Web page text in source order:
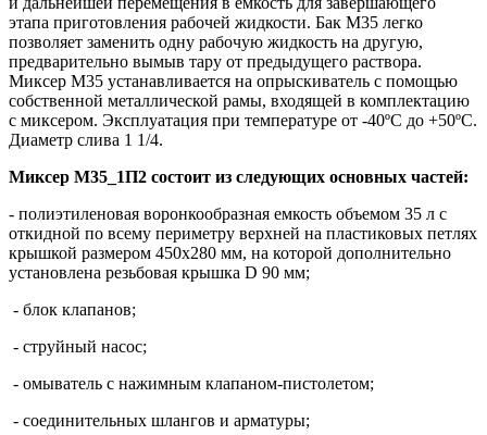
этапа приготовления рабочей жидкости. Бак М35 легко
позволяет заменить одну рабочую жидкость на другую,
предварительно вымыв тару от предыдущего раствора.
Миксер М35 устанавливается на опрыскиватель с помощью
собственной металлической рамы, входящей в комплектацию
с миксером. Эксплуатация при температуре от -40ºС до +50ºС.
Диаметр слива 1 1/4.
Миксер М35_1П2 состоит из следующих основных частей:
- полиэтиленовая воронкообразная емкость объемом 35 л с
откидной по всему периметру верхней на пластиковых петлях
крышкой размером 450х280 мм, на которой дополнительно
установлена резьбовая крышка D 90 мм;
- блок клапанов;
- струйный насос;
- омыватель с нажимным клапаном-пистолетом;
- соединительных шлангов и арматуры;